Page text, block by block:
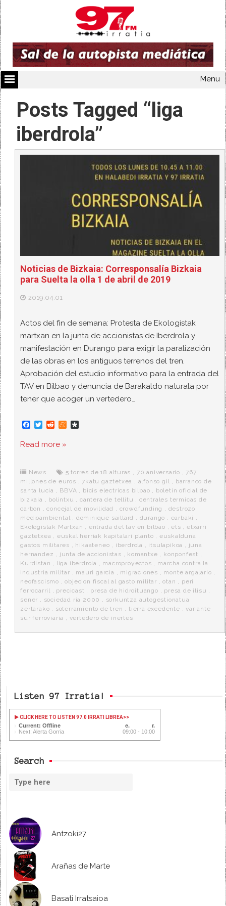
Menu
Posts Tagged “liga
iberdrola”
Noticias de Bizkaia: Corresponsalía Bizkaia
para Suelta la olla 1 de abril de 2019
2019.04.01
Actos del fin de semana: Protesta de Ekologistak
martxan en la junta de accionistas de Iberdrola y
manifestación en Durango para exigir la paralización
de las obras en los antiguos terrenos del tren.
Aprobación del estudio informativo para la entrada del
TAV en Bilbao y denuncia de Barakaldo naturala por
tener que acoger un vertedero…
F
c
e
o
k
T
i
t
r
R
d
d
M
e
r
a
Read more »
News 5 torres de 18 alturas , 70 aniversario ,767
millones de euros ,7katu gaztetxea , alfonso gil , barranco de
santa lucia , BBVA , bicis electricas bilbao , boletin oficial de
bizkaia , bolintxu ,cantera de tellitu , centrales termicas de
carbon ,concejal de movilidad , crowdfunding , destrozo
medioambiental , dominique saillard , durango , earbaki ,
Ekologistak Martxan , entrada del tav en bilbao ,ets ,etxarri
gaztetxea , euskal herriak kapitalari planto , euskalduna ,
gastos militares , hikaateneo , iberdrola , itsulapikoa , juna
hernandez , junta de accionistas , komantxe , konponfest ,
Kurdistan , liga iberdrola , macroproyectos , marcha contra la
industria militar , mauri garcia , migraciones , monte argalario ,
neofascismo ,objecion fiscal al gasto militar ,otan , peri
ferrocarril , precicast , presa de hidroituango , presa de ilisu ,
sener , sociedad ria 2000 , sorkuntza autogestionatua
zertarako , soterramiento de tren ,tierra excedente ,variante
sur ferroviaria , vertedero de inertes
Listen 97 Irratia!
CLICK HERE TO LISTEN 97.0 IRRATI LIBREA>>
Current: Offline
Next: Alerta Gorria
09:00 - 10:00
Search
Antzoki27
Arañas de Marte
Basati Irratsaioa